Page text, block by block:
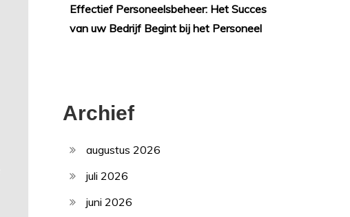
Effectief Personeelsbeheer: Het Succes
van uw Bedrijf Begint bij het Personeel
Archief
augustus 2026
juli 2026
juni 2026